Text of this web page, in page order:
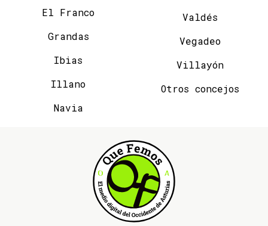
El Franco
Grandas
Ibias
Illano
Navia
Valdés
Vegadeo
Villayón
Otros concejos